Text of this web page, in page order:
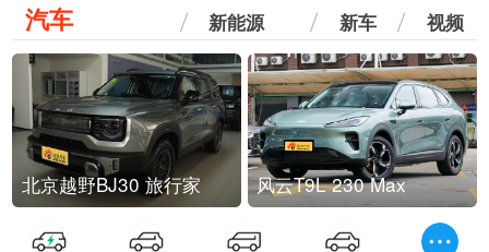
汽车 新能源 新车 视频
北京越野BJ30 旅行家 风云T9L 230 Max